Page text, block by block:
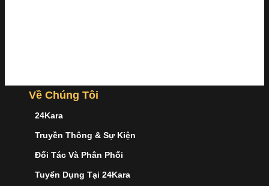
Về Chúng Tôi
24Kara
Truyền Thông & Sự Kiện
Đối Tác Và Phân Phối
Tuyển Dụng Tại 24Kara